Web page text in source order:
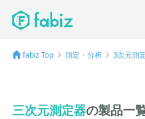
fabiz Top 測定・分析 3次元測
三次元測定器の製品一